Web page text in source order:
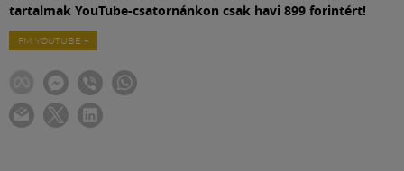
tartalmak YouTube-csatornánkon csak havi 899 forintért!
FM YOUTUBE +
Meccscenter
Klub